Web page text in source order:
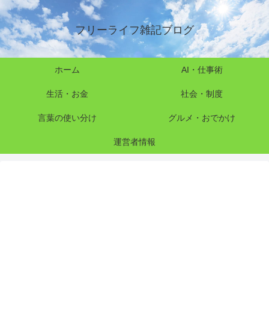
フリーライフ雑記ブログ
ホーム AI・仕事術
生活・お金 社会・制度
言葉の使い分け グルメ・おでかけ
運営者情報